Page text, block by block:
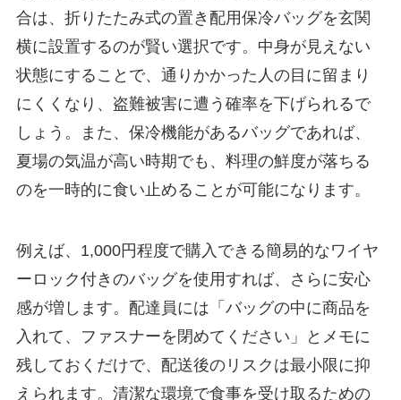
合は、折りたたみ式の置き配用保冷バッグを玄関
横に設置するのが賢い選択です。中身が見えない
状態にすることで、通りかかった人の目に留まり
にくくなり、盗難被害に遭う確率を下げられるで
しょう。また、保冷機能があるバッグであれば、
夏場の気温が高い時期でも、料理の鮮度が落ちる
のを一時的に食い止めることが可能になります。
例えば、1,000円程度で購入できる簡易的なワイヤ
ーロック付きのバッグを使用すれば、さらに安心
感が増します。配達員には「バッグの中に商品を
入れて、ファスナーを閉めてください」とメモに
残しておくだけで、配送後のリスクは最小限に抑
えられます。清潔な環境で食事を受け取るための